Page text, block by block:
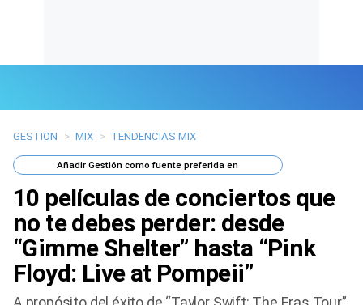
Últimas Noticias
Mi Bolsillo
Respuestas
Gente
Vida Laboral
GESTION > MIX > TENDENCIAS MIX
AñadirGestión como fuente preferida en
10 películas de conciertos que
no te debes perder: desde
“Gimme Shelter” hasta “Pink
Floyd: Live at Pompeii”